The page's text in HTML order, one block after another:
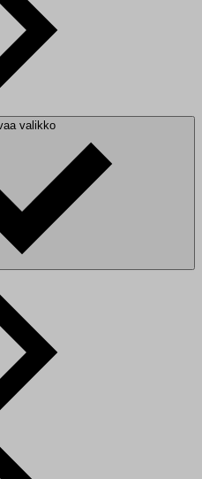
valikko